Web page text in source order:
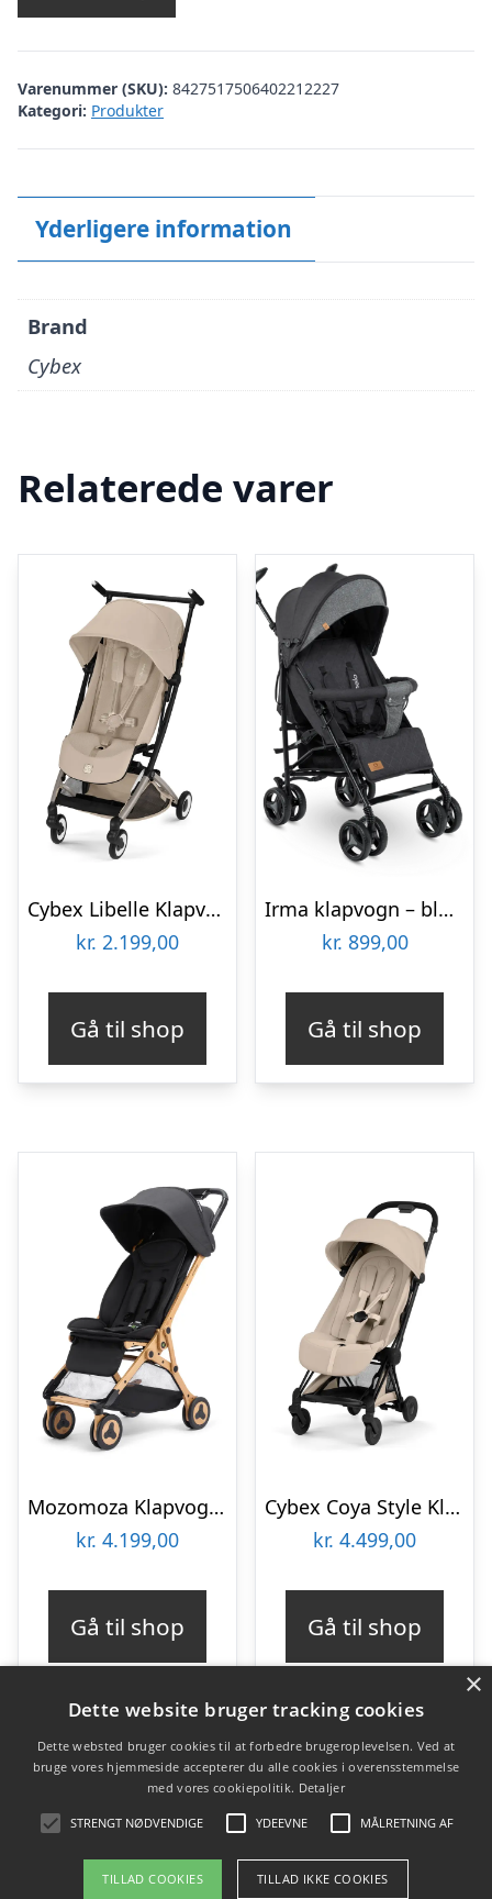
var:
kr. 3.699,00.kr. 1.819,00.
Varenummer (SKU): 8427517506402212227
Kategori: Produkter
Yderligere information
Brand
Cybex
Relaterede varer
Cybex Libelle Klapvogn – Almond Beige
kr. 2.199,00
Gå til shop
Irma klapvogn – black/dark grey
kr. 899,00
Gå til shop
Mozomoza Klapvogn – Panda Black
kr. 4.199,00
Gå til shop
Cybex Coya Style Klapvogn – Matt Black/Cozy Beige
kr. 4.499,00
Gå til shop
Varekategorier
Produkter
×
Dette website bruger tracking cookies
Dette websted bruger cookies til at forbedre brugeroplevelsen. Ved at
bruge vores hjemmeside accepterer du alle cookies i overensstemmelse
med vores cookiepolitik. Detaljer
STRENGT NØDVENDIGE YDEEVNE MÅLRETNING AF
TILLAD COOKIES TILLAD IKKE COOKIES